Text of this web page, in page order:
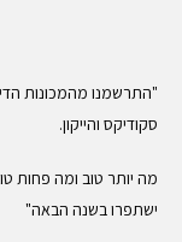
"התרשמנו מהמכונות
סקודיקס והייקון.
מה יותר טוב ומה פחות
ישתפרו בשנה הבאה"